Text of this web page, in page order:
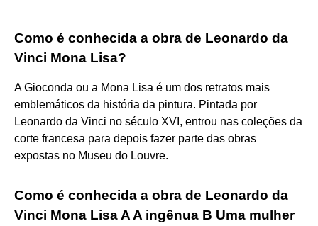
Como é conhecida a obra de Leonardo da
Vinci Mona Lisa?
A Gioconda ou a Mona Lisa é um dos retratos mais
emblemáticos da história da pintura. Pintada por
Leonardo da Vinci no século XVI, entrou nas coleções da
corte francesa para depois fazer parte das obras
expostas no Museu do Louvre.
Como é conhecida a obra de Leonardo da
Vinci Mona Lisa A A ingênua B Uma mulher